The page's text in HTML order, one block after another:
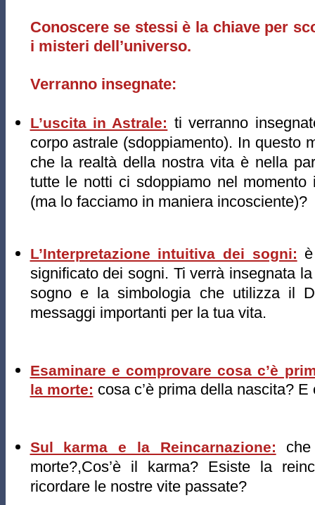
Conoscere se stessi è la chiave per
i misteri dell’universo.
Verranno insegnate:
L’uscita in Astrale: ti verranno
corpo astrale (sdoppiamento). In questo
che la realtà della nostra vita è nella
tutte le notti ci sdoppiamo nel momento
(ma lo facciamo in maniera incosciente)?​
L’Interpretazione intuitiva dei sogni:
significato dei sogni. Ti verrà insegnata
sogno e la simbologia che utilizza il
messaggi importanti per la tua vita.
Esaminare e comprovare cosa c’è
la morte: cosa c’è prima della nascita?
Sul karma e la Reincarnazione:
morte?,Cos’è il karma? Esiste la
ricordare le nostre vite passate?